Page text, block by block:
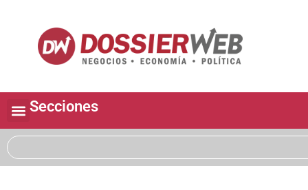
Secciones